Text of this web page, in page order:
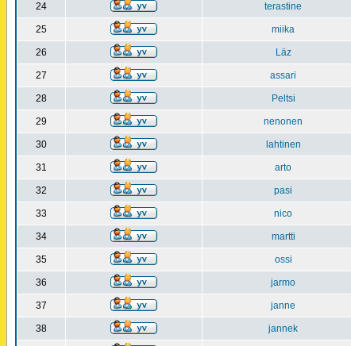
24 terastine
25 miika
26 Läz
27 assari
28 Peltsi
29 nenonen
30 lahtinen
31 arto
32 pasi
33 nico
34 martti
35 ossi
36 jarmo
37 janne
38 jannek